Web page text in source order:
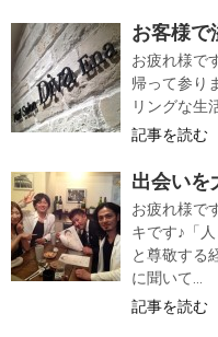
お客様で
お疲れ様で
帰って参り
リングな生
記事を読む
出会いを
お疲れ様で
キです♪「
と尊敬する
に聞いて...
記事を読む